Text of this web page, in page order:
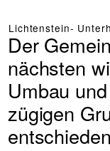
Lichtenstein-
Der
nächsten
Umbau
zügigen
entschieden